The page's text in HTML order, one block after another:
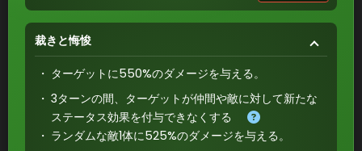
裁きと悔悛
ターゲットに550%のダメージを与える。
3ターンの間、ターゲットが仲間や敵に対して新たな
ステータス効果を付与できなくする
ランダムな敵1体に525%のダメージを与える。